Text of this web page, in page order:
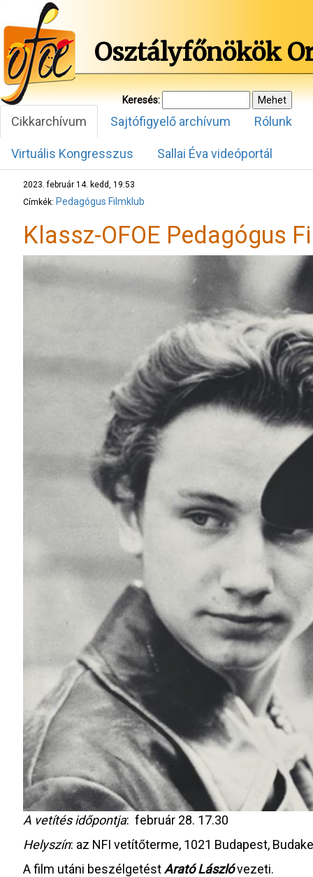
Osztályfőnökök
Keresés:
Cikkarchívum Sajtófigyelő archívum Rólunk
Virtuális Kongresszus Sallai Éva videóportál
2023. február 14. kedd, 19:53
Címkék: Pedagógus Filmklub
Klassz-OFOE Pedagógus
A vetítés időpontja: február 28. 17.30
Helyszín: az NFI vetítőterme, 1021 Budapest,
A film utáni beszélgetéstArató Lászlóvezeti.